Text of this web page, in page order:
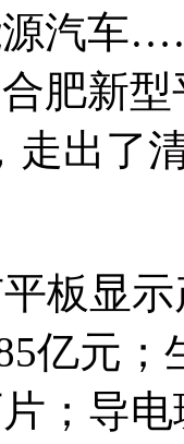
源汽车
肥新
走出了
板显
亿元
；导